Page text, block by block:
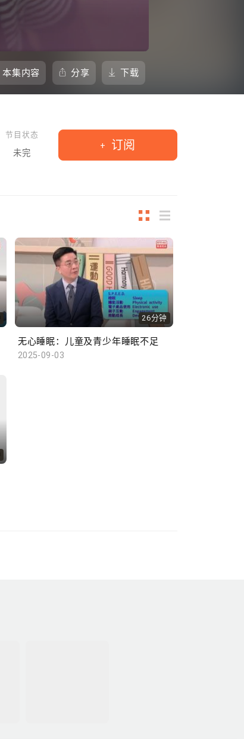
本集内容 分享 下载
节目状态
未完
订阅
26分钟
无心睡眠：儿童及青少年睡眠不足
2025-09-03